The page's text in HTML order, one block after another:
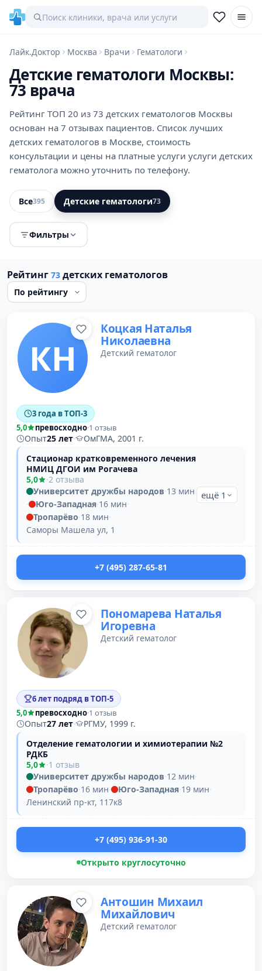
Лайк.Доктор Москва Врачи Гематологи
Детские гематологи Москвы:
73 врача
Рейтинг ТОП 20 из 73 детских гематологов Москвы
основан на 7 отзывах пациентов. Список лучших
детских гематологов в Москве, стоимость
консультации и цены на платные услуги услуги детских
гематолога можно уточнить по телефону.
Все395 Детские гематологи73
Фильтры
Рейтинг 73 детских гематологов
КН
Коцкая Наталья
Николаевна
Детский гематолог
3 года в ТОП-3
5,0
превосходно·1 отзыв
Опыт25 лет·
ОмГМА, 2001 г.
Стационар кратковременного лечения
НМИЦ ДГОИ им Рогачева
5,0
·2 отзыва
Университет дружбы народов·13 мин
·
Юго-Западная·16 мин·
Тропарёво·18 мин·
Саморы Машела ул, 1
ещё 1
+7 (495) 287-65-81
Пономарева Наталья
Игоревна
Детский гематолог
6 лет подряд в ТОП-5
5,0
превосходно·1 отзыв
Опыт27 лет·
РГМУ, 1999 г.
Отделение гематологии и химиотерапии №2
РДКБ
5,0
·1 отзыв
Университет дружбы народов·12 мин·
Тропарёво·16 мин· Юго-Западная·19 мин·
Ленинский пр-кт, 117к8
+7 (495) 936-91-30
Открыто круглосуточно
Антошин Михаил
Михайлович
Детский гематолог